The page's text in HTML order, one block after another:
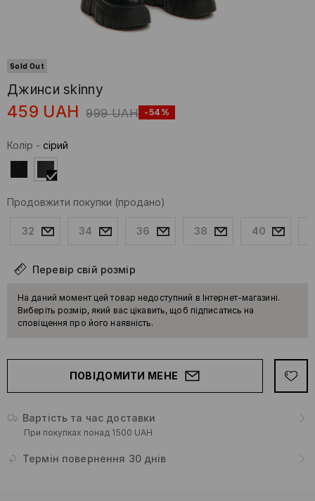
Sold Out
Джинси skinny
459 UAH 999 UAH -54%
Колір - сірий
Продовжити покупки (продано)
32 34 36 38 40
Перевір свій розмір
На даний момент цей товар недоступний в Інтернет-магазині.
Виберіть розмір, який вас цікавить, щоб підписатись на
сповіщення про його наявність.
ПОВІДОМИТИ МЕНЕ
Вартість та час доставки
При покупках понад 1500 UAH
Термін повернення 30 днів